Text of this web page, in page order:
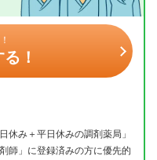
！
休み＋平日休みの調剤薬局」
師」に登録済みの方に優先的